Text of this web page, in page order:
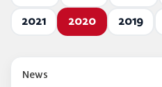
2021 2020 2019
News